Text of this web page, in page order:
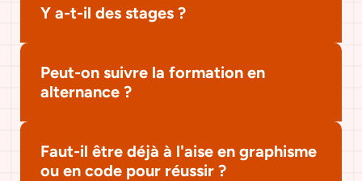
Y a-t-il des stages ?
Peut-on suivre la formation en
alternance ?
Faut-il être déjà à l'aise en graphisme
ou en code pour réussir ?